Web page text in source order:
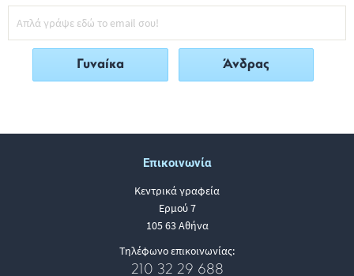
Γυναίκα Άνδρας
Επικοινωνία
Κεντρικά γραφεία
Ερμού 7
105 63 Αθήνα
Τηλέφωνο επικοινωνίας:
210 32 29 688